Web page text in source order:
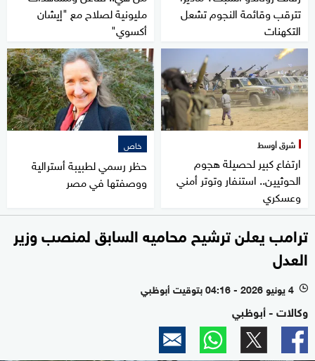
تترقب وقائمة النجوم تشعل
التكهنات
مليونية لصلاح مع "إيشان
أكسوي"
شرق أوسط
ارتفاع كبير لحصيلة هجوم
الحوثيين.. استنفار وتوتر أمني
وعسكري
خاص
حظر رسمي لطبيبة أسترالية
ووصفتها في مصر
ترامب يعلن ترشيح محاميه السابق لمنصب وزير
العدل
l 4 يونيو 2026 - 04:16 بتوقيت أبوظبي
وكالات - أبوظبي